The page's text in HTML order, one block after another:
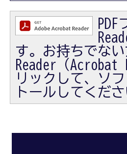
す。お持ちでな
Reader（Acrobat
リックして、ソ
トールしてくださ